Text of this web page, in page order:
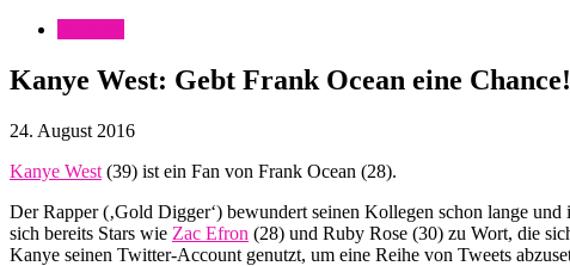
Kanye West: Gebt Frank Ocean eine Chance!
24. August 2016
Kanye West (39) ist ein Fan von Frank Ocean (28).
Der Rapper (‚Gold Digger‘) bewundert seinen Kollegen schon lange
sich bereits Stars wie Zac Efron (28) und Ruby Rose (30) zu Wort, die
Kanye seinen Twitter-Account genutzt, um eine Reihe von Tweets